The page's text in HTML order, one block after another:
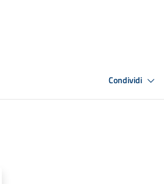
Condividi